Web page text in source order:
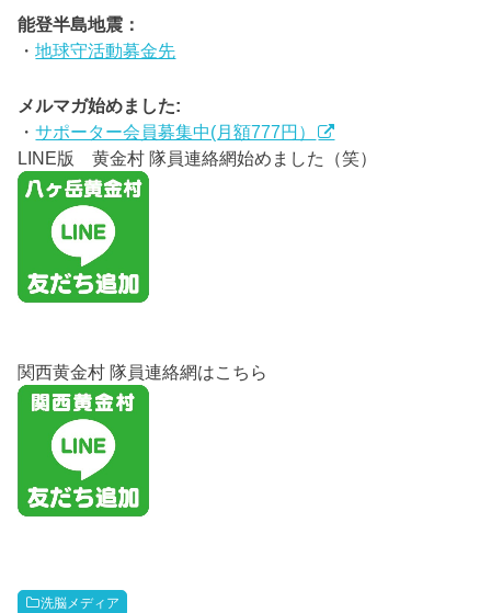
能登半島地震：
・地球守活動募金先
メルマガ始めました:
・サポーター会員募集中(月額777円）
LINE版 黄金村 隊員連絡網始めました（笑）
関西黄金村 隊員連絡網はこちら
洗脳メディア